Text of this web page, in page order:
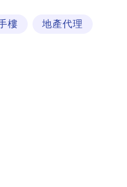
樓 地產代理